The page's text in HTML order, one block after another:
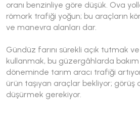
oranı benzinliye göre düşük. Ova
römork trafiği yoğun; bu araçların
ve manevra alanları dar.
Gündüz farını sürekli açık tutmak
kullanmak, bu güzergâhlarda
döneminde tarım aracı trafiği
ürün taşıyan araçlar bekliyor; görüş
düşürmek gerekiyor.